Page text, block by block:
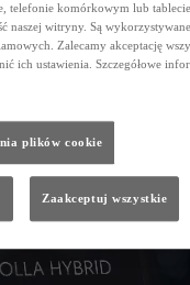
telefonie komórkowym lub
witryny. Są
Zalecamy akceptację
ich ustawienia. Szczegółowe
plików cookie
Zaakceptuj wszystkie